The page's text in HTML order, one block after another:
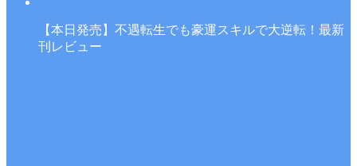
【本日発売】不遇転生でも豪運スキルで大逆転！最新
刊レビュー